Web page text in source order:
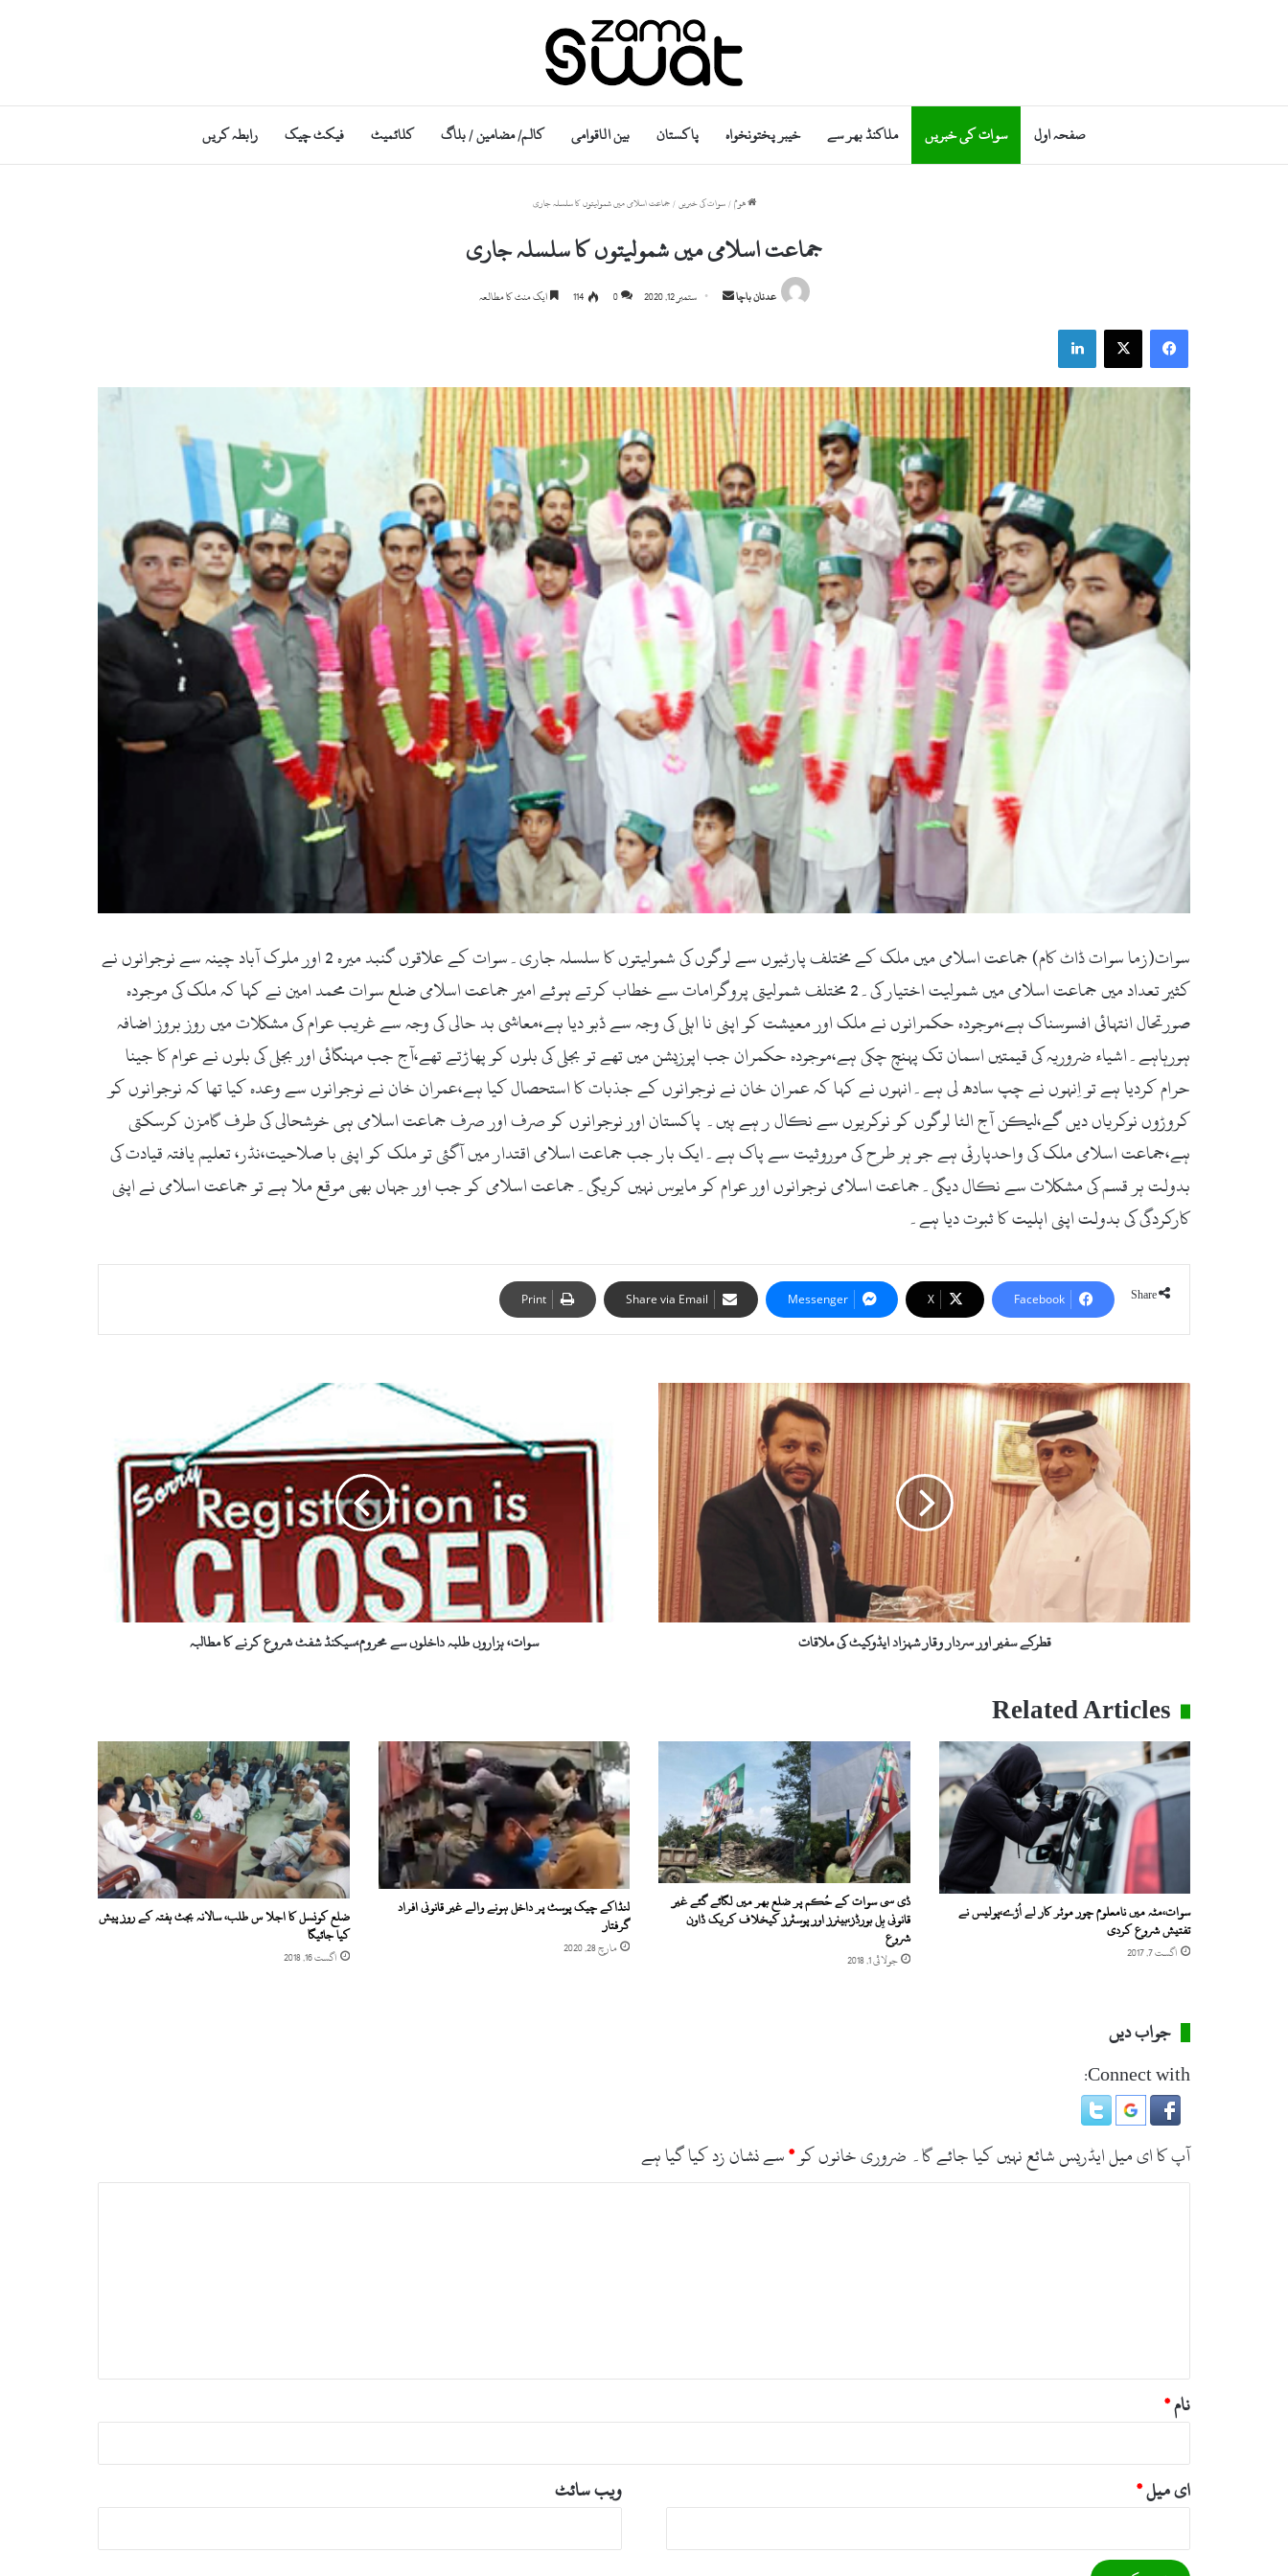
صفحہ اول سوات کی خبریں ملاکنڈ بھر سے خیبر پختونخواہ پاکستان بین الاقوامی کالم/ مضامین / بلاگ کلائمیٹ فیکٹ چیک رابطہ کریں
ھوم / سوات کی خبریں / جماعت اسلامی میں شمولیتوں کا سلسلہ جاری
جماعت اسلامی میں شمولیتوں کا سلسلہ جاری
عدنان باچا
Send ستمبر 12, 2020 0
114 ایک منٹ کا مطالعہ
Facebook
X
LinkedIn
سوات(زما سوات ڈاٹ کام) جماعت اسلامی میں ملک کے مختلف پارٹیوں سے لوگوں کی شمولیتوں کا سلسلہ جاری۔سوات کے علاقوں گنبد میرہ 2 اور ملوک آباد چینہ سے نوجوانوں نے
کثیر تعداد میں جماعت اسلامی میں شمولیت اختیار کی۔2 مختلف شمولیتی پروگرامات سے خطاب کرتے ہوئے امیر جماعت اسلامی ضلع سوات محمد امین نے کہا کہ ملک کی موجودہ
صورتحال انتہائی افسوسناک ہے،موجودہ حکمرانوں نے ملک اور معیشت کو اپنی نا اہلی کی وجہ سے ڈبو دیا ہے،معاشی بد حالی کی وجہ سے غریب عوام کی مشکلات میں روز بروز اضافہ
ہورہاہے۔اشیاء ضروریہ کی قیمتیں اسمان تک پہنچ چکی ہے،موجودہ حکمران جب اپوزیشن میں تھے تو بجلی کی بلوں کو پھاڑتے تھے،آج جب مہنگائی اور بجلی کی بلوں نے عوام کا جینا
حرام کردیا ہے تو اِنہوں نے چپ سادھ لی ہے۔انہوں نے کہا کہ عمران خان نے نوجوانوں کے جذبات کا استحصال کیا ہے،عمران خان نے نوجوانوں سے وعدہ کیا تھا کہ نوجوانوں کو
کروڑوں نوکریاں دیں گے،لیکن آج الٹا لوگوں کو نوکریوں سے نکال ر ہے ہیں۔ پاکستان اور نوجوانوں کو صرف اور صرف جماعت اسلامی ہی خوشحالی کی طرف گامزن کرسکتی
ہے،جماعت اسلامی ملک کی واحدپارٹی ہے جو ہر طرح کی موروثیت سے پاک ہے۔ایک بار جب جماعت اسلامی اقتدار میں آگئی تو ملک کو اپنی با صلاحیت،نڈر، تعلیم یافتہ قیادت کی
بدولت ہر قسم کی مشکلات سے نکال دیگی۔جماعت اسلامی نوجوانوں اور عوام کو مایوس نہیں کریگی۔جماعت اسلامی کو جب اور جہاں بھی موقع ملا ہے تو جماعت اسلامی نے اپنی
کارکردگی کی بدولت اپنی اہلیت کا ثبوت دیا ہے۔
Share
Facebook
X
Messenger
Share via Email
Print
قطرکے
سفیر
اور
سردار
وقار
شہزاد
ایڈوکیٹ
کی
ملاقات
قطرکے سفیر اور سردار وقار شہزاد ایڈوکیٹ کی ملاقات
داخلوں
محروم،سیکنڈ
شفٹ
شروع
کرنے
مطالبہ
سوات، ہزاروں طلبہ داخلوں سے محروم،سیکنڈ شفٹ شروع کرنے کا مطالبہ
Related Articles
سوات،مٹہ میں نامعلوم چور موٹر کار لے اُڑے،پولیس نے
تفتیش شروع کردی
اگست 7, 2017
ڈی سی سوات کے حُکم پر ضلع بھر میں لگائے گئے غیر
قانونی بِل بورڈز،بینرز اور پوسٹرز کیخلاف کریک ڈاون
شروع
جولائی 1, 2018
لنڈاکے چیک پوسٹ پر داخل ہونے والے غیر قانونی افراد
گرفتار
مارچ 28, 2020
ضلع کونسل کا اجلا س طلب، سالانہ بجٹ ہفتہ کے روز پیش
کیا جائیگا
اگست 16, 2018
جواب دیں
Connect with:
آپ کا ای میل ایڈریس شائع نہیں کیا جائے گا۔ ضروری خانوں کو*سے نشان زد کیا گیا ہے
نام*
ای میل* ویب‌ سائٹ